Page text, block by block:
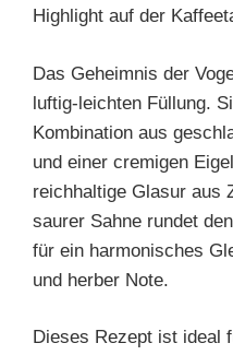
Highlight auf der
Das Geheimnis der
luftig-leichten Füllung.
Kombination aus
und einer cremigen
reichhaltige Glasur aus
saurer Sahne rundet
für ein harmonisches
und herber Note.
Dieses Rezept ist ideal